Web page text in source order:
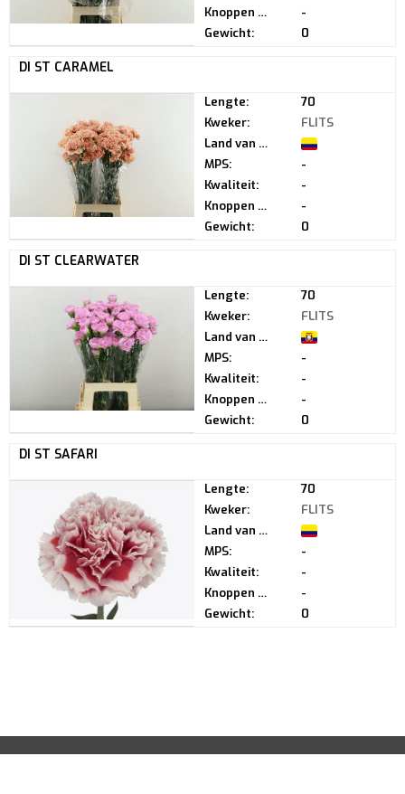
Knoppen per steel:
-
Gewicht:
0
DI ST CARAMEL
Lengte:
70
Kweker:
FLITS
Land van herkomst:
MPS:
-
Kwaliteit:
-
Knoppen per steel:
-
Gewicht:
0
DI ST CLEARWATER
Lengte:
70
Kweker:
FLITS
Land van herkomst:
MPS:
-
Kwaliteit:
-
Knoppen per steel:
-
Gewicht:
0
DI ST SAFARI
Lengte:
70
Kweker:
FLITS
Land van herkomst:
MPS:
-
Kwaliteit:
-
Knoppen per steel:
-
Gewicht:
0